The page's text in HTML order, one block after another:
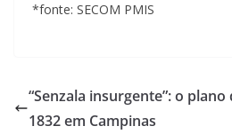
*fonte: SECOM PMIS
“Senzala insurgente”: o
1832 em Campinas